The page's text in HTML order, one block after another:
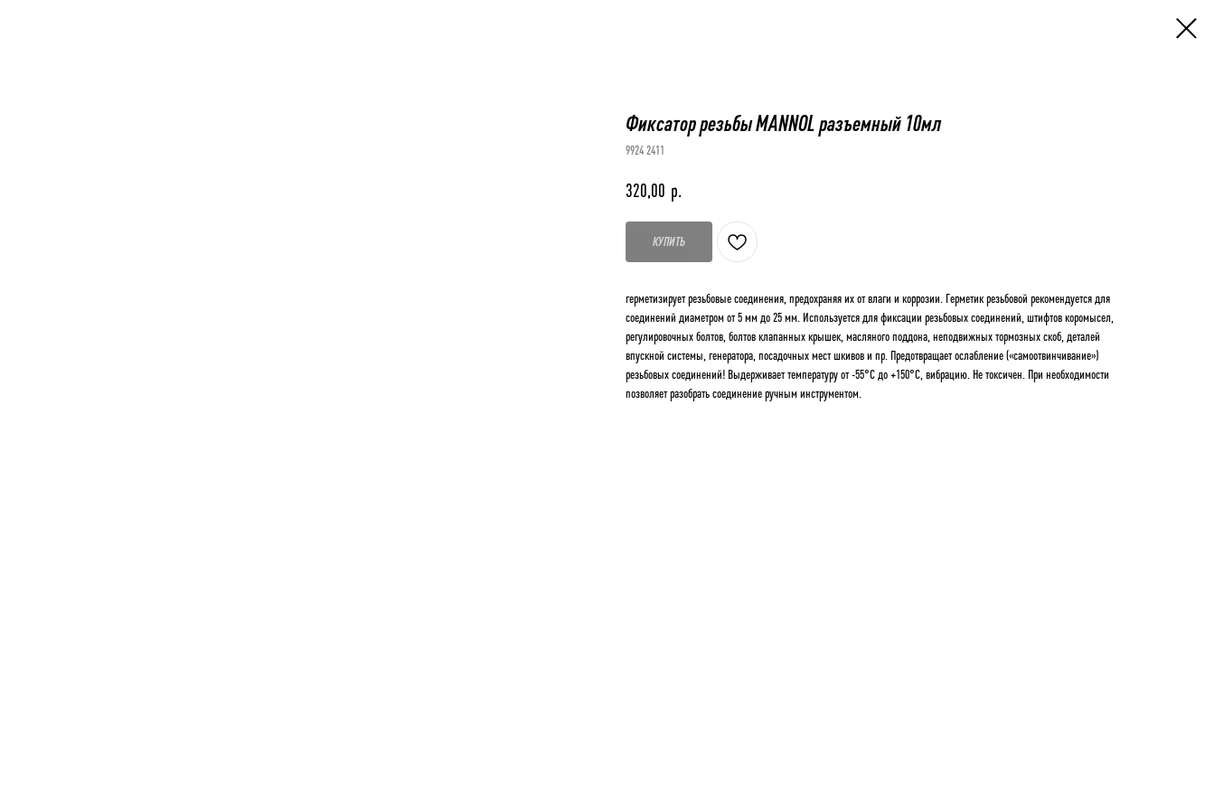
Фиксатор резьбы MANNOL разъемный 10мл
9924 2411
320,00 р.
КУПИТЬ
герметизирует резьбовые соединения, предохраняя их от влаги и коррозии. Герметик резьбовой рекомендуется для
соединений диаметром от 5 мм до 25 мм. Используется для фиксации резьбовых соединений, штифтов коромысел,
регулировочных болтов, болтов клапанных крышек, масляного поддона, неподвижных тормозных скоб, деталей
впускной системы, генератора, посадочных мест шкивов и пр. Предотвращает ослабление («самоотвинчивание»)
резьбовых соединений! Выдерживает температуру от -55°С до +150°С, вибрацию. Не токсичен. При необходимости
позволяет разобрать соединение ручным инструментом.